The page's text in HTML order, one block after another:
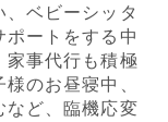
ベビーシッタ
ートをする中
家事代行も積極
のお昼寝中、
など、臨機応変